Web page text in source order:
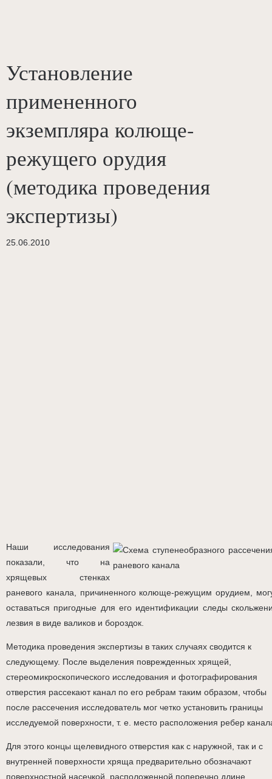
Установление
примененного
экземпляра колюще-
режущего орудия
(методика проведения
экспертизы)
25.06.2010
Наши исследования
показали, что на
хрящевых стенках
раневого канала, причиненного колюще-режущим орудием,
оставаться пригодные для его идентификации следы
лезвия в виде валиков и бороздок.
Методика проведения экспертизы в таких случаях сводится к
следующему. После выделения поврежденных хрящей,
стереомикроскопического исследования и фотографирования
отверстия рассекают канал по его ребрам таким образом, чтобы
после рассечения исследователь мог четко установить границы
исследуемой поверхности, т. е. место расположения ребер
Для этого концы щелевидного отверстия как с наружной, так и с
внутренней поверхности хряща предварительно обозначают
поверхностной насечкой, расположенной поперечно длине